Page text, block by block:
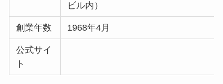
ビル内）
創業年数 1968年4月
公式サイ
ト